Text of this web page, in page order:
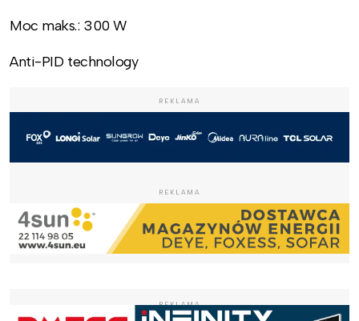
Moc maks.: 300 W
Anti-PID technology
REKLAMA
REKLAMA
REKLAMA